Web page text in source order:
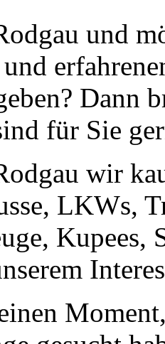
und
Dann
für Sie
wir
LKWs,
Kupees,